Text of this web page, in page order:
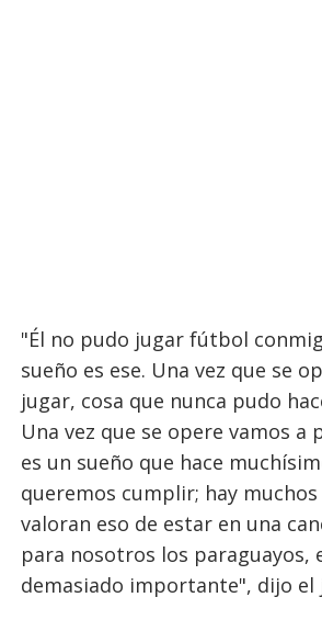
"Él no pudo jugar fútbol
sueño es ese. Una vez que se
jugar, cosa que nunca pudo
Una vez que se opere vamos a
es un sueño que hace
queremos cumplir; hay
valoran eso de estar en una
para nosotros los paraguayos,
demasiado importante", dijo el